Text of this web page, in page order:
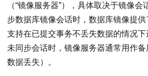
（“镜像服务器”），具体取决于镜像会
步数据库镜像会话时，数据库镜像提
支持在已提交事务不丢失数据的情况下
未同步会话时，镜像服务器通常用作
数据丢失）。